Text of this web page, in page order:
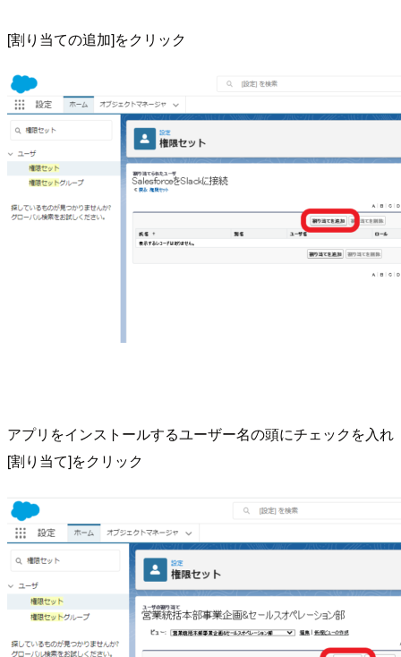
[割り当ての追加]をクリック
アプリをインストールするユーザー名の頭にチェックを入れ
[割り当て]をクリック